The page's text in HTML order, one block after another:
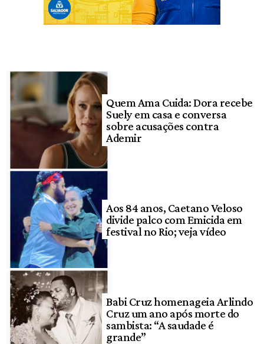
Quem Ama Cuida: Dora recebe
Suely em casa e conversa
sobre acusações contra
Ademir
Aos 84 anos, Caetano Veloso
divide palco com Emicida em
festival no Rio; veja vídeo
Babi Cruz homenageia Arlindo
Cruz um ano após morte do
sambista: “A saudade é
grande”